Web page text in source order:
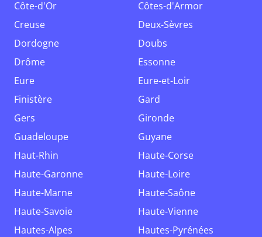
Côte-d'Or
Côtes-d'Armor
Creuse
Deux-Sèvres
Dordogne
Doubs
Drôme
Essonne
Eure
Eure-et-Loir
Finistère
Gard
Gers
Gironde
Guadeloupe
Guyane
Haut-Rhin
Haute-Corse
Haute-Garonne
Haute-Loire
Haute-Marne
Haute-Saône
Haute-Savoie
Haute-Vienne
Hautes-Alpes
Hautes-Pyrénées